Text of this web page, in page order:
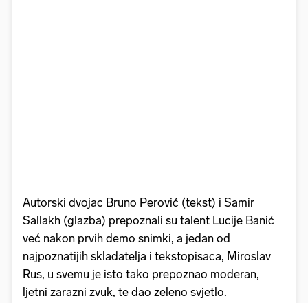
Autorski dvojac Bruno Perović (tekst) i Samir
Sallakh (glazba) prepoznali su talent Lucije Banić
već nakon prvih demo snimki, a jedan od
najpoznatijih skladatelja i tekstopisaca, Miroslav
Rus, u svemu je isto tako prepoznao moderan,
ljetni zarazni zvuk, te dao zeleno svjetlo.